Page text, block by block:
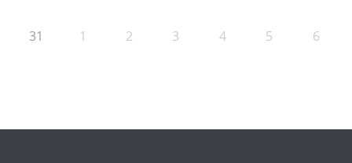
31 1 2 3 4 5 6